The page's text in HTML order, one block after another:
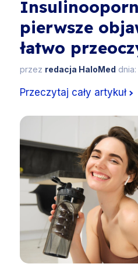
pierwsze
łatwo
przez redacja HaloMed dnia:
Przeczytaj cały artykuł